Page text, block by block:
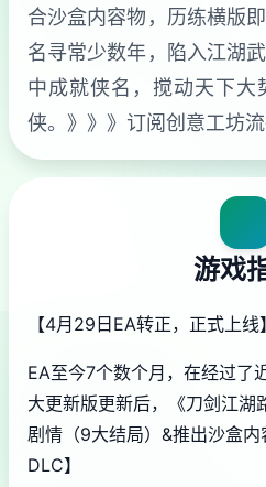
合沙盒内容物，历练横版
名寻常少数年，陷入江湖
中成就侠名，搅动天下大
侠。》》》订阅创意工坊
游戏
【4月29日EA转正，正式上线】
EA至今7个数个月，在经过了
大更新版更新后，《刀剑江湖
剧情（9大结局）&推出沙盒
DLC】